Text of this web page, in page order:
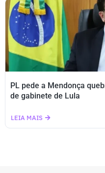
PL pede a Mendonça
de gabinete de Lula
LEIA MAIS